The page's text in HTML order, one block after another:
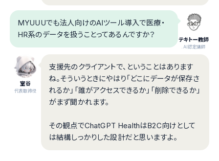
テキトー教師
.AI認定講師
MYUUUでも法人向けのAIツール導入で医療・
HR系のデータを扱うことってあるんですか？
室谷
代表取締役
支援先のクライアントで、ということはあります
ね。そういうときにやはり「どこにデータが保存さ
れるか」「誰がアクセスできるか」「削除できるか」
がまず聞かれます。
その観点でChatGPT HealthはB2C向けとして
は結構しっかりした設計だと思いますよ。